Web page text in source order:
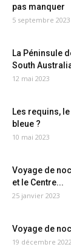
pas manquer
5 septembre 2023
La Péninsule
South
12 mai 2023
Les requins,
bleue ?
10 mai 2023
Voyage de
et le Centre...
25 janvier 2023
Voyage de
19 décembre 2022